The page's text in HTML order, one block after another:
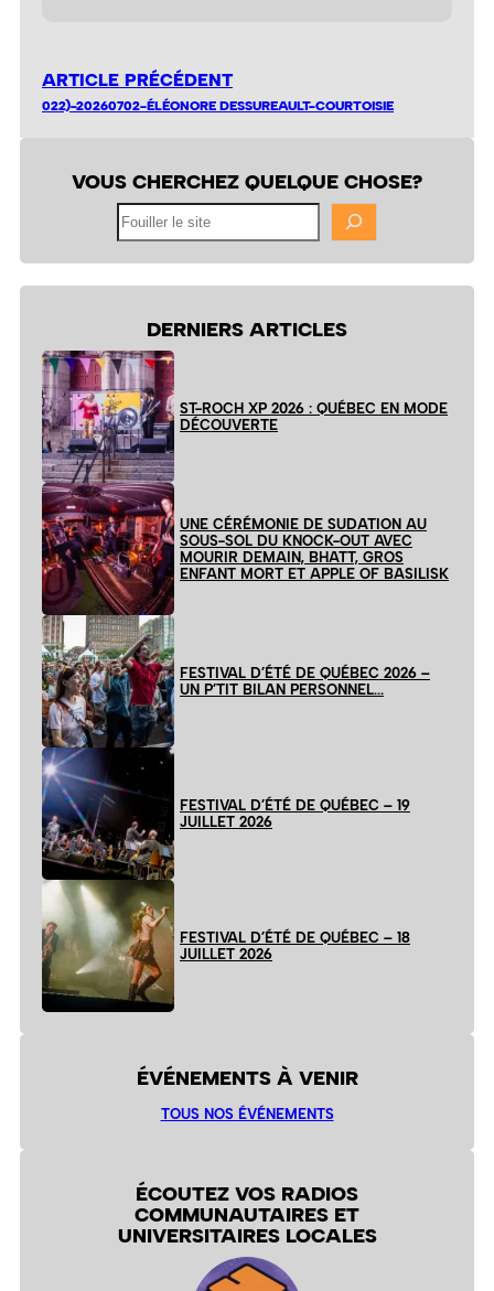
ARTICLE PRÉCÉDENT
022)-20260702-ÉLÉONORE DESSUREAULT-COURTOISIE
VOUS CHERCHEZ QUELQUE CHOSE?
DERNIERS ARTICLES
ST-ROCH XP 2026 : QUÉBEC EN MODE
DÉCOUVERTE
UNE CÉRÉMONIE DE SUDATION AU
SOUS-SOL DU KNOCK-OUT AVEC
MOURIR DEMAIN, BHATT, GROS
ENFANT MORT ET APPLE OF BASILISK
FESTIVAL D’ÉTÉ DE QUÉBEC 2026 –
UN P’TIT BILAN PERSONNEL…
FESTIVAL D’ÉTÉ DE QUÉBEC – 19
JUILLET 2026
FESTIVAL D’ÉTÉ DE QUÉBEC – 18
JUILLET 2026
ÉVÉNEMENTS À VENIR
TOUS NOS ÉVÉNEMENTS
ÉCOUTEZ VOS RADIOS
COMMUNAUTAIRES ET
UNIVERSITAIRES LOCALES